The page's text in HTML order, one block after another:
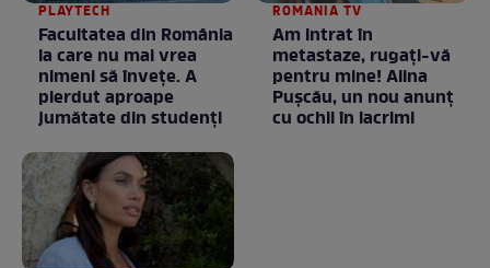
PLAYTECH
Facultatea din România
la care nu mai vrea
nimeni să înveţe. A
pierdut aproape
jumătate din studenţi
ROMANIA TV
Am intrat în
metastaze, rugaţi-vă
pentru mine! Alina
Puşcău, un nou anunţ
cu ochii în lacrimi